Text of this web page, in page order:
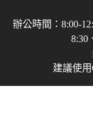
辦公時間：8:00-
8:30
建議使用